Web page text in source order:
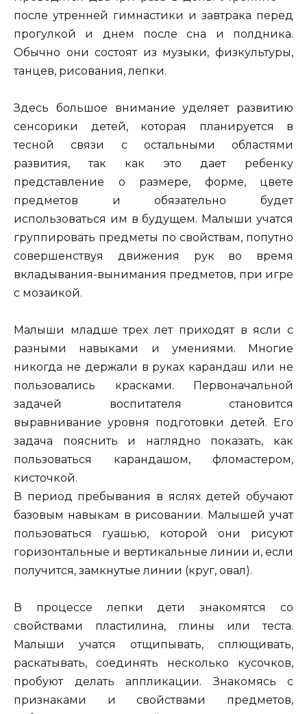
после утренней гимнастики и завтрака перед
прогулкой и днем после сна и полдника.
Обычно они состоят из музыки, физкультуры,
танцев, рисования, лепки.
Здесь большое внимание уделяет развитию
сенсорики детей, которая планируется в
тесной связи с остальными областями
развития, так как это дает ребенку
представление о размере, форме, цвете
предметов и обязательно будет
использоваться им в будущем. Малыши учатся
группировать предметы по свойствам, попутно
совершенствуя движения рук во время
вкладывания-вынимания предметов, при игре
с мозаикой.
Малыши младше трех лет приходят в ясли с
разными навыками и умениями. Многие
никогда не держали в руках карандаш или не
пользовались красками. Первоначальной
задачей воспитателя становится
выравнивание уровня подготовки детей. Его
задача пояснить и наглядно показать, как
пользоваться карандашом, фломастером,
кисточкой.
В период пребывания в яслях детей обучают
базовым навыкам в рисовании. Малышей учат
пользоваться гуашью, которой они рисуют
горизонтальные и вертикальные линии и, если
получится, замкнутые линии (круг, овал).
В процессе лепки дети знакомятся со
свойствами пластилина, глины или теста.
Малыши учатся отщипывать, сплющивать,
раскатывать, соединять несколько кусочков,
пробуют делать аппликации. Знакомясь с
признаками и свойствами предметов,